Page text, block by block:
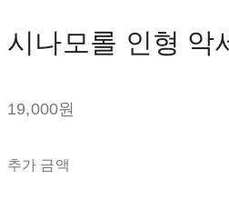
시나모롤 인형 악
19,000원
추가 금액